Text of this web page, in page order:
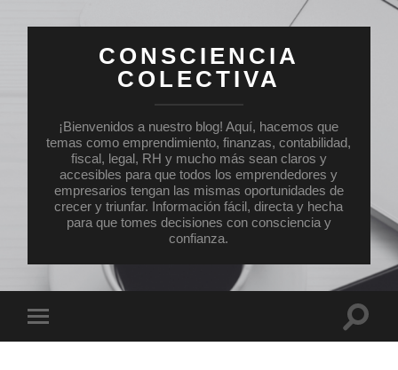
CONSCIENCIA
COLECTIVA
¡Bienvenidos a nuestro blog! Aquí, hacemos que
temas como emprendimiento, finanzas, contabilidad,
fiscal, legal, RH y mucho más sean claros y
accesibles para que todos los emprendedores y
empresarios tengan las mismas oportunidades de
crecer y triunfar. Información fácil, directa y hecha
para que tomes decisiones con consciencia y
confianza.
el